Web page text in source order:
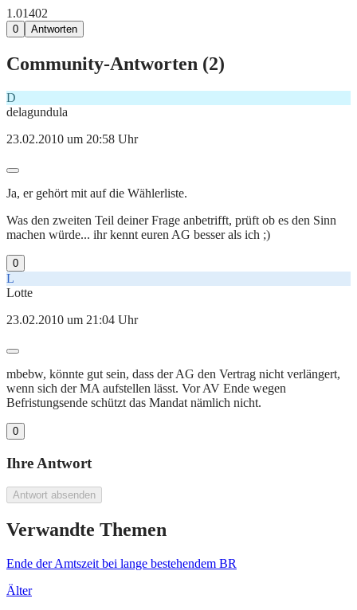
1.01402
0 Antworten
Community-Antworten (2)
D
delagundula
23.02.2010 um 20:58 Uhr
Ja, er gehört mit auf die Wählerliste.
Was den zweiten Teil deiner Frage anbetrifft, prüft ob es den Sinn
machen würde... ihr kennt euren AG besser als ich ;)
0
L
Lotte
23.02.2010 um 21:04 Uhr
mbebw, könnte gut sein, dass der AG den Vertrag nicht verlängert,
wenn sich der MA aufstellen lässt. Vor AV Ende wegen
Befristungsende schützt das Mandat nämlich nicht.
0
Ihre Antwort
Antwort absenden
Verwandte Themen
Ende der Amtszeit bei lange bestehendem BR
Älter